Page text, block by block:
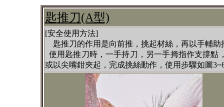
匙推刀(A型)
[安全使用方法]
匙推刀的作用是向前推，挑起材絲，再以手輔
使用匙推刀時，一手持刀，另一手拇指作支撐
或以尖嘴鉗夾起，完成挑絲動作，使用步驟如圖